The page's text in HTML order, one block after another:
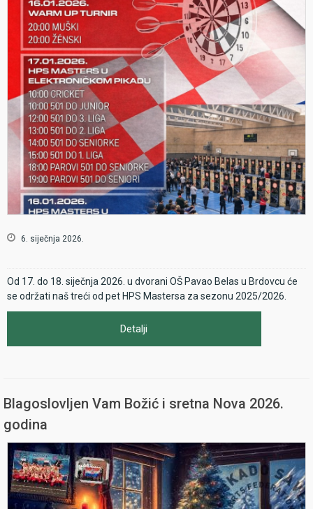
6. siječnja 2026.
Od 17. do 18. siječnja 2026. u dvorani OŠ Pavao Belas u Brdovcu će
se održati naš treći od pet HPS Mastersa za sezonu 2025/2026.
Detalji
Blagoslovljen Vam Božić i sretna Nova 2026.
godina